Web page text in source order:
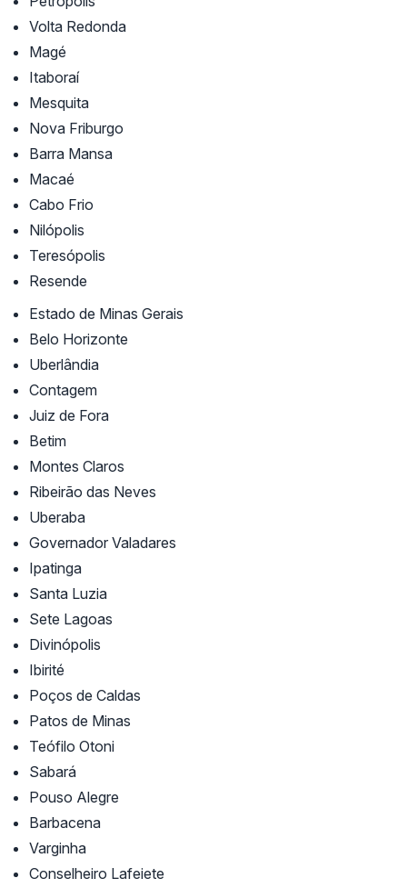
Volta Redonda
Magé
Itaboraí
Mesquita
Nova Friburgo
Barra Mansa
Macaé
Cabo Frio
Nilópolis
Teresópolis
Resende
Estado de Minas Gerais
Belo Horizonte
Uberlândia
Contagem
Juiz de Fora
Betim
Montes Claros
Ribeirão das Neves
Uberaba
Governador Valadares
Ipatinga
Santa Luzia
Sete Lagoas
Divinópolis
Ibirité
Poços de Caldas
Patos de Minas
Teófilo Otoni
Sabará
Pouso Alegre
Barbacena
Varginha
Conselheiro Lafeiete